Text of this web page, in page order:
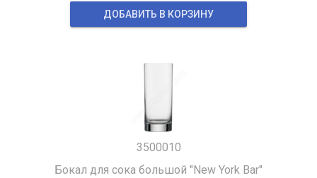
ДОБАВИТЬ В КОРЗИНУ
3500010
Бокал для сока большой "New York Bar"